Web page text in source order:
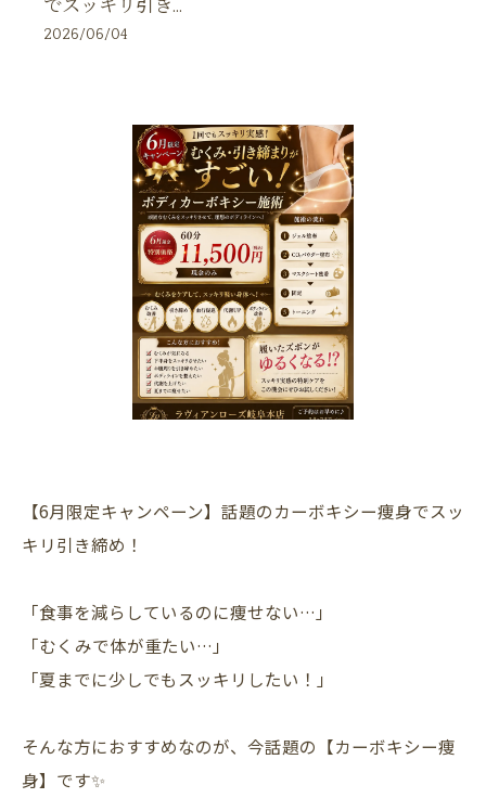
でスッキリ引き...
2026/06/04
【6月限定キャンペーン】話題のカーボキシー痩身でスッ
キリ引き締め！
「食事を減らしているのに痩せない…」
「むくみで体が重たい…」
「夏までに少しでもスッキリしたい！」
そんな方におすすめなのが、今話題の【カーボキシー痩
身】です✨